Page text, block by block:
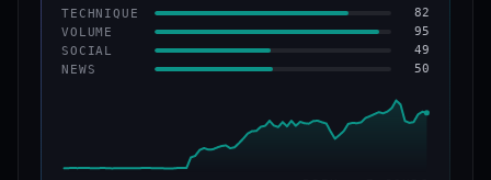
VS ATH
−86,3 % #235
CONFIANCE 67/100
TECHNIQUE 82
VOLUME 95
SOCIAL 49
NEWS 50